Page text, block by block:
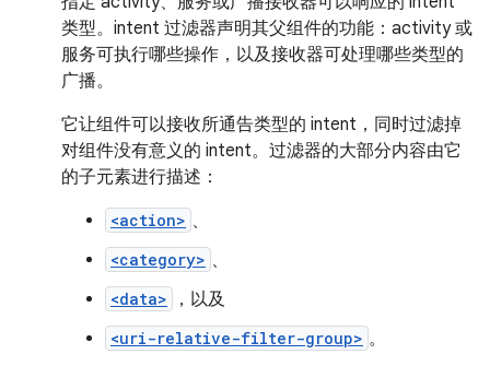
类型。intent 过滤器声明其父组件的功能：activity 或
服务可执行哪些操作，以及接收器可处理哪些类型的
广播。
它让组件可以接收所通告类型的 intent，同时过滤掉
对组件没有意义的 intent。过滤器的大部分内容由它
的子元素进行描述：
<action> 、
<category> 、
<data> ，以及
<uri-relative-filter-group> 。